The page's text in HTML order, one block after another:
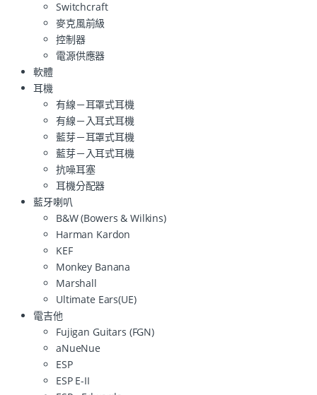
Switchcraft
麥克風前級
控制器
電源供應器
軟體
耳機
有線－耳罩式耳機
有線－入耳式耳機
藍芽－耳罩式耳機
藍芽－入耳式耳機
抗噪耳塞
耳機分配器
藍牙喇叭
B&W (Bowers & Wilkins)
Harman Kardon
KEF
Monkey Banana
Marshall
Ultimate Ears(UE)
電吉他
Fujigan Guitars (FGN)
aNueNue
ESP
ESP E-II